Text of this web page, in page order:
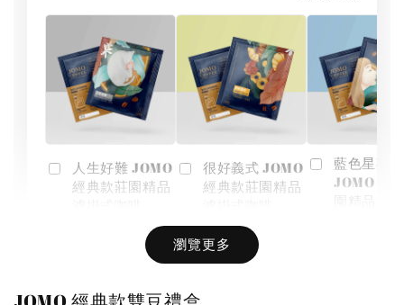
人生好難 JOMO
經典款莊園精品
NT$ 40
很好義式 JOMO
經典款莊園精品
NT$ 40
藍色星期一
JOMO 經
園精品濾
瀏覽更多